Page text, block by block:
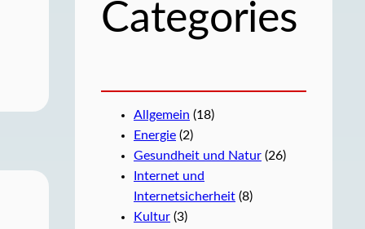
Categories
Allgemein (18)
Energie (2)
Gesundheit und Natur (26)
Internet und
Internetsicherheit (8)
Kultur (3)